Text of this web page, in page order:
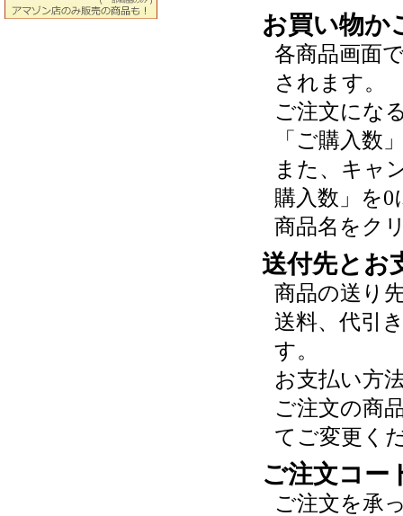
お買い物か
各商品画面
されます。
ご注文にな
「ご購入数
また、キャ
購入数」を
商品名をク
送付先とお
商品の送り
送料、代引
す。
お支払い方
ご注文の商
てご変更く
ご注文コー
ご注文を承